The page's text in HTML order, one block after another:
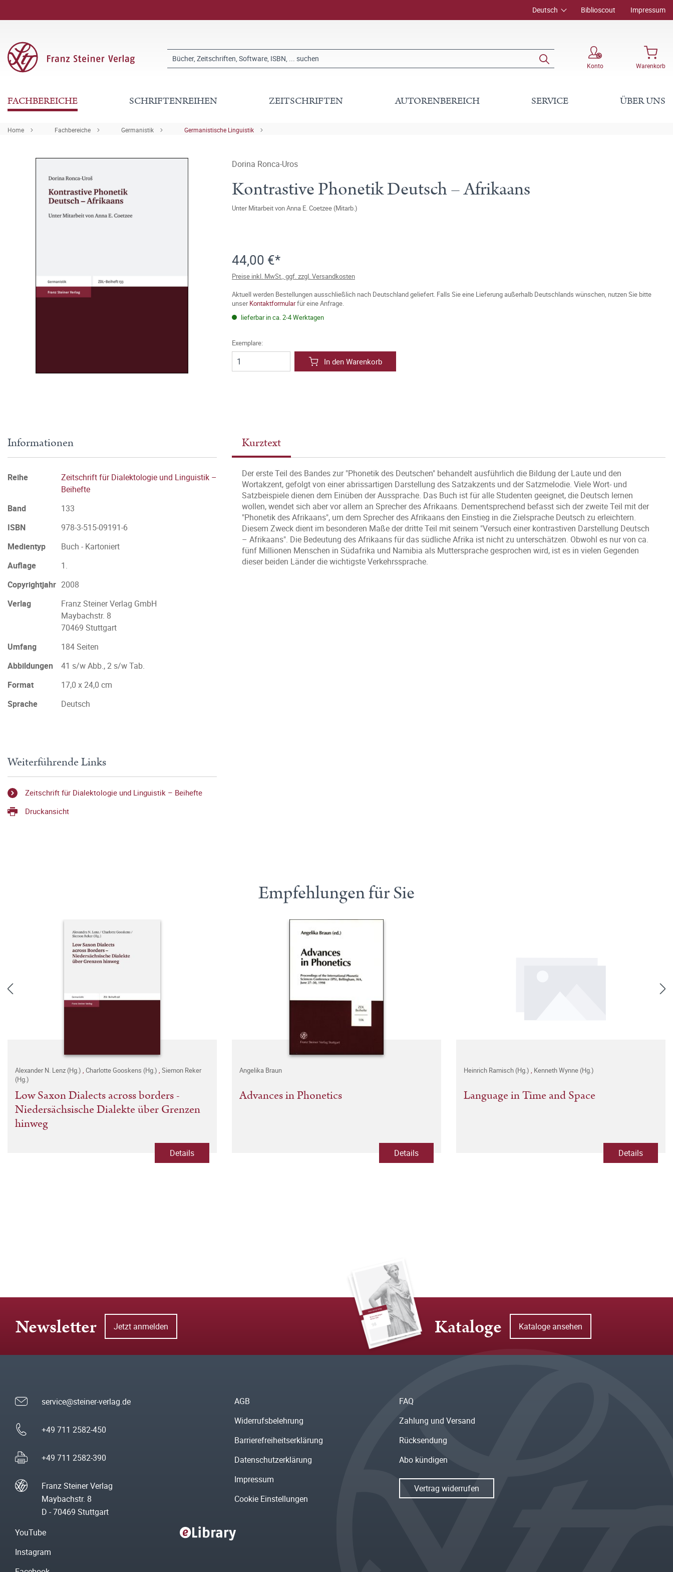
Deutsch Biblioscout Impressum
Konto Warenkorb
FACHBEREICHE SCHRIFTENREIHEN ZEITSCHRIFTEN AUTORENBEREICH SERVICE ÜBER UNS
Home Fachbereiche Germanistik Germanistische Linguistik
Dorina Ronca-Uros
Kontrastive Phonetik Deutsch – Afrikaans
Unter Mitarbeit vonAnna E. Coetzee (Mitarb.)
44,00 €*
Preise inkl. MwSt., ggf. zzgl. Versandkosten
Aktuell werden Bestellungen ausschließlich nach Deutschland geliefert. Falls Sie eine Lieferung außerhalb Deutschlands wünschen, nutzen Sie bitte
unserKontaktformularfür eine Anfrage.
lieferbar in ca. 2-4 Werktagen
Exemplare:
In den Warenkorb
Kurztext
Der erste Teil des Bandes zur "Phonetik des Deutschen" behandelt ausführlich die Bildung der Laute und den
Wortakzent, gefolgt von einer abrissartigen Darstellung des Satzakzents und der Satzmelodie. Viele Wort- und
Satzbeispiele dienen dem Einüben der Aussprache. Das Buch ist für alle Studenten geeignet, die Deutsch lernen
wollen, wendet sich aber vor allem an Sprecher des Afrikaans. Dementsprechend befasst sich der zweite Teil mit der
"Phonetik des Afrikaans", um dem Sprecher des Afrikaans den Einstieg in die Zielsprache Deutsch zu erleichtern.
Diesem Zweck dient im besonderen Maße der dritte Teil mit seinem "Versuch einer kontrastiven Darstellung Deutsch
– Afrikaans". Die Bedeutung des Afrikaans für das südliche Afrika ist nicht zu unterschätzen. Obwohl es nur von ca.
fünf Millionen Menschen in Südafrika und Namibia als Muttersprache gesprochen wird, ist es in vielen Gegenden
dieser beiden Länder die wichtigste Verkehrssprache.
Informationen
Reihe
Zeitschrift für Dialektologie und Linguistik –
Beihefte
Band
133
ISBN
978-3-515-09191-6
Medientyp
Buch - Kartoniert
Auflage
1.
Copyrightjahr 2008
Verlag
Franz Steiner Verlag GmbH
Maybachstr. 8
70469 Stuttgart
Umfang
184 Seiten
Abbildungen
41 s/w Abb., 2 s/w Tab.
Format
17,0 x 24,0 cm
Sprache
Deutsch
Weiterführende Links
Zeitschrift für Dialektologie und Linguistik – Beihefte
Druckansicht
Empfehlungen für Sie
Alexander N. Lenz (Hg.) Charlotte Gooskens (Hg.) Siemon Reker
(Hg.)
Low Saxon Dialects across borders -
Niedersächsische Dialekte über Grenzen
hinweg
Details
Angelika Braun
Advances in Phonetics
Details
Heinrich Ramisch (Hg.) Kenneth Wynne (Hg.)
Language in Time and Space
Details
Newsletter Jetzt anmelden Kataloge Kataloge ansehen
service@steiner-verlag.de
+49 711 2582-450
+49 711 2582-390
Franz Steiner Verlag
Maybachstr. 8
D - 70469 Stuttgart
AGB
Widerrufsbelehrung
Barrierefreiheitserklärung
Datenschutzerklärung
Impressum
Cookie Einstellungen
FAQ
Zahlung und Versand
Rücksendung
Abo kündigen
Vertrag widerrufen
YouTube
Instagram